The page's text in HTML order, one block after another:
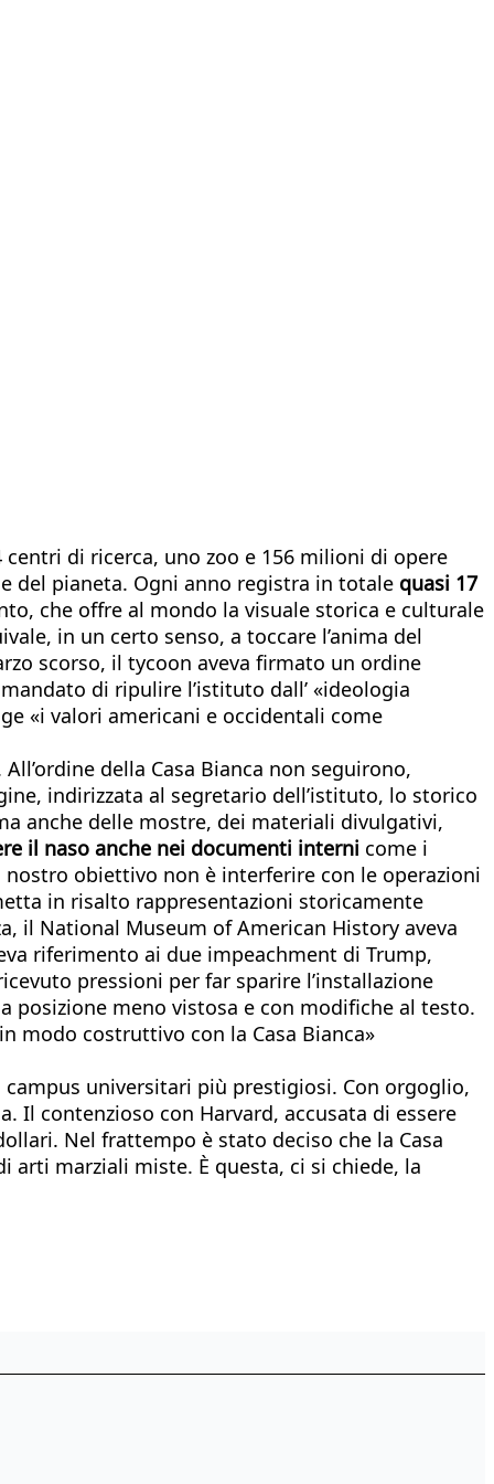
di ricerca, uno zoo e 156 milioni di opere
del pianeta. Ogni anno registra in totale quasi 17
che offre al mondo la visuale storica e culturale
in un certo senso, a toccare l’anima del
scorso, il tycoon aveva firmato un ordine
di ripulire l’istituto dall’ «ideologia
«i valori americani e occidentali come
della Casa Bianca non seguirono,
indirizzata al segretario dell’istituto, lo storico
anche delle mostre, dei materiali divulgativi,
il naso anche nei documenti interni come i
obiettivo non è interferire con le operazioni
in risalto rappresentazioni storicamente
il National Museum of American History aveva
riferimento ai due impeachment di Trump,
pressioni per far sparire l’installazione
meno vistosa e con modifiche al testo.
modo costruttivo con la Casa Bianca»
universitari più prestigiosi. Con orgoglio,
Il contenzioso con Harvard, accusata di essere
Nel frattempo è stato deciso che la Casa
arti marziali miste. È questa, ci si chiede, la